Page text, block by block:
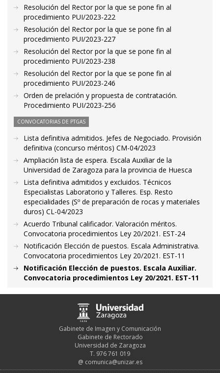
Resolución del Rector por la que se pone fin al
procedimiento PUI/2023-222
Resolución del Rector por la que se pone fin al
procedimiento PUI/2023-227
Resolución del Rector por la que se pone fin al
procedimiento PUI/2023-238
Resolución del Rector por la que se pone fin al
procedimiento PUI/2023-246
Orden de prelación y propuesta de contratación.
Procedimiento PUI/2023-256
CONVOCATORIAS DE PTGAS
Lista definitiva admitidos. Jefes de Negociado. Provisión
definitiva (concurso méritos) CM-04/2023
Ampliación lista de espera. Escala Auxiliar de la
Universidad de Zaragoza para la provincia de Huesca
Lista definitiva admitidos y excluidos. Técnicos
Especialistas Laboratorio y Talleres. Esp. Resto
especialidades (Sº de preparación de rocas y materiales
duros) CL-04/2023
Acuerdo Tribunal calificador. Valoración méritos.
Convocatoria procedimientos Ley 20/2021. EST-24
Notificación Elección de puestos. Escala Administrativa.
Convocatoria procedimientos Ley 20/2021. EST-11
Notificación Elección de puestos. Escala Auxiliar.
Convocatoria procedimientos Ley 20/2021. EST-11
Gabinete de Imagen y Comunicación
Gabinete de Rectorado
Universidad de Zaragoza
T. 976 761 019
@ comunica@unizar.es